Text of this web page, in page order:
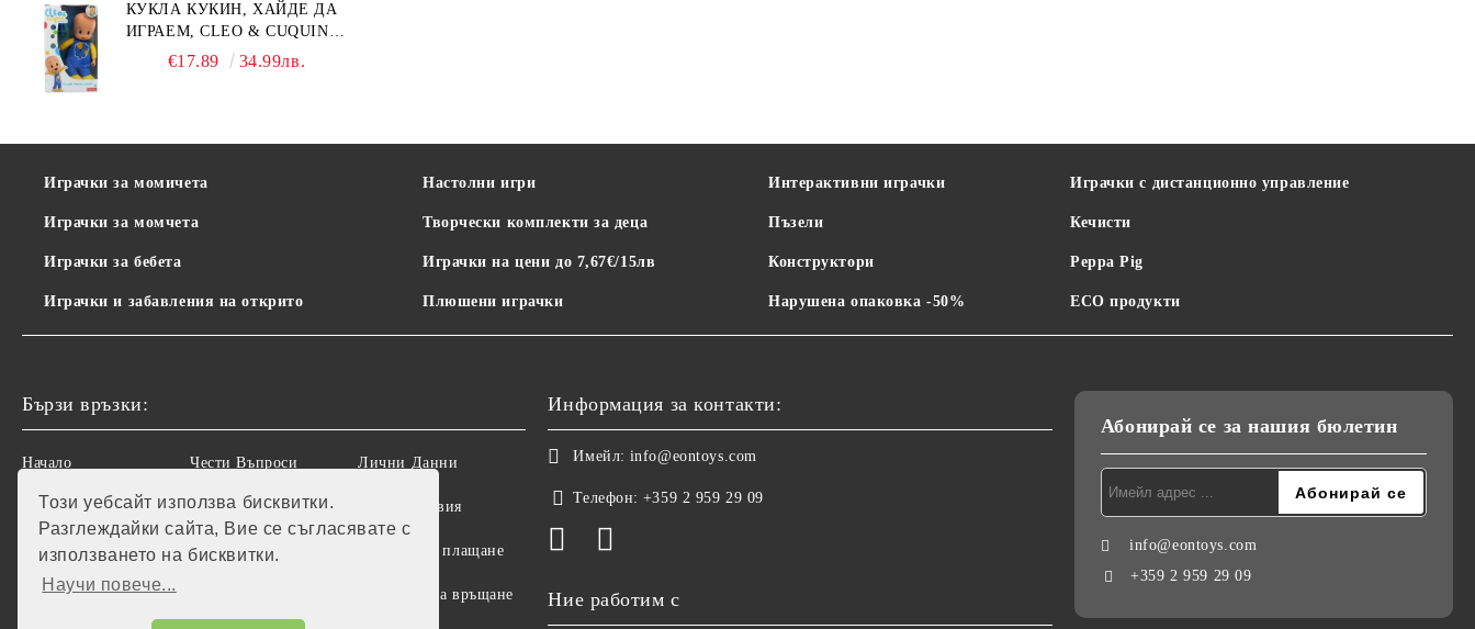
Този уебсайт използва бисквитки.
Разглеждайки сайта, Вие се съгласявате с
използването на бисквитки.
Научи повече...
КУКЛА КУКИН, ХАЙДЕ ДА
ИГРАЕМ, CLEO & CUQUIN,
25 СМ.€17.89 34.99лв.
Играчки за момичета
Играчки за момчета
Играчки за бебета
Играчки и забавления на открито
Настолни игри
Творчески комплекти за деца
Играчки на цени до 7,67€/15лв
Плюшени играчки
Интерактивни играчки
Пъзели
Конструктори
Нарушена опаковка -50%
Играчки с дистанционно управление
Кечисти
Peppa Pig
ECO продукти
Бързи връзки:
Начало
Рекламации
За Нас
Вход
Чести Въпроси
Регистрация
Контакт
Лични Данни
Общи условия
Доставка и плащане
Политика за връщане
Информация за контакти:
Имейл: info@eontoys.com
Телефон: +359 2 959 29 09
Ние работим с
Абонирай се за нашия бюлетин
info@eontoys.com
+359 2 959 29 09